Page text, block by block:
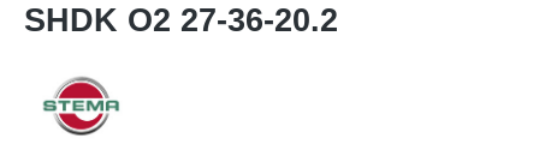
SHDK O2 27-36-20.2